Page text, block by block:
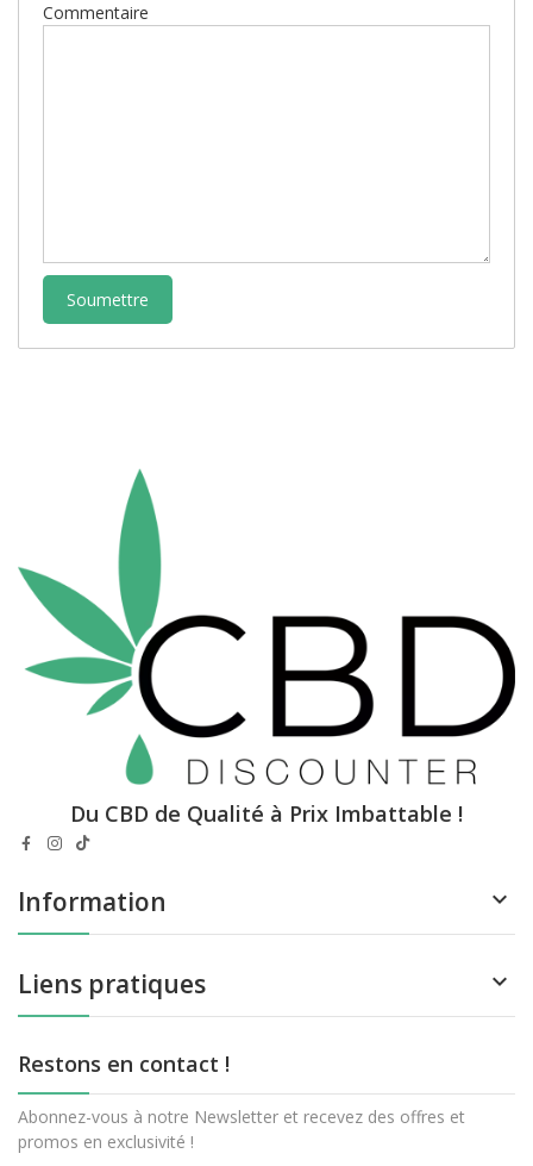
Commentaire
Du CBD de Qualité à Prix Imbattable !
Information 
Liens pratiques 
Restons en contact !
Abonnez-vous à notre Newsletter et recevez des offres et
promos en exclusivité !